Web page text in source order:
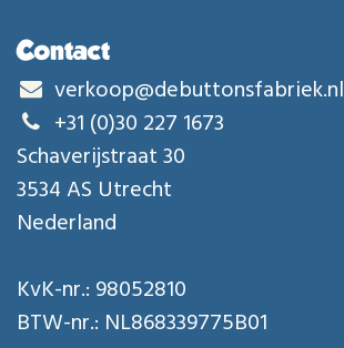
Contact
verkoop@debuttonsfabriek.nl
+31 (0)30 227 1673
Schaverijstraat 30
3534 AS Utrecht
Nederland
KvK-nr.: 98052810
BTW-nr.: NL868339775B01